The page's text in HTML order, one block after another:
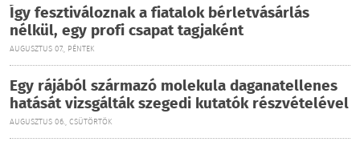
Így fesztiváloznak a fiatalok bérletvásárlás
nélkül, egy profi csapat tagjaként
AUGUSZTUS 07., PÉNTEK
Egy rájából származó molekula daganatellenes
hatását vizsgálták szegedi kutatók részvételével
AUGUSZTUS 06., CSÜTÖRTÖK